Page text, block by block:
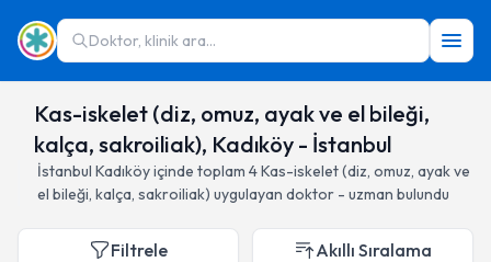
Doktor, klinik ara...
Kas-iskelet (diz, omuz, ayak ve el bileği,
kalça, sakroiliak), Kadıköy - İstanbul
İstanbul Kadıköyiçinde toplam 4Kas-iskelet (diz, omuz, ayak ve
el bileği, kalça, sakroiliak) uygulayan doktor - uzman bulundu
Filtrele Akıllı Sıralama